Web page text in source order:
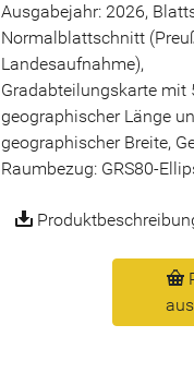
Ausgabejahr: 2026,
Normalblattschnitt
Landesaufnahme),
Gradabteilungskarte mit
geographischer Länge
geographischer Breite,
Raumbezug: GRS80-